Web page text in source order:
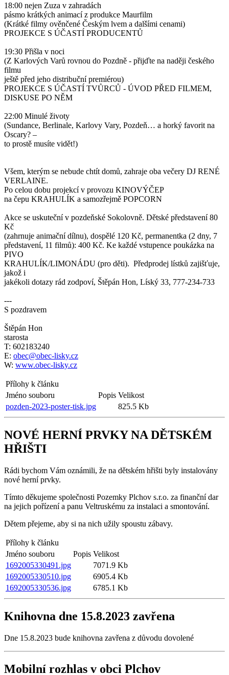
18:00 nejen Zuza v zahradách
pásmo krátkých animací z produkce Maurfilm
(Krátké filmy ověnčené Českým lvem a dalšími cenami)
PROJEKCE S ÚČASTÍ PRODUCENTŮ
19:30 Přišla v noci
(Z Karlových Varů rovnou do Pozdně - přijďte na naději českého
filmu
ještě před jeho distribuční premiérou)
PROJEKCE S ÚČASTÍ TVŮRCŮ - ÚVOD PŘED FILMEM,
DISKUSE PO NĚM
22:00 Minulé životy
(Sundance, Berlinale, Karlovy Vary, Pozdeň… a horký favorit na
Oscary? –
to prostě musíte vidět!)
Všem, kterým se nebude chtít domů, zahraje oba večery DJ RENÉ
VERLAINE.
Po celou dobu projekcí v provozu KINOVÝČEP
na čepu KRAHULÍK a samozřejmě POPCORN
Akce se uskuteční v pozdeňské Sokolovně. Dětské představení 80
Kč
(zahrnuje animační dílnu), dospělé 120 Kč, permanentka (2 dny, 7
představení, 11 filmů): 400 Kč. Ke každé vstupence poukázka na
PIVO
KRAHULÍK/LIMONÁDU (pro děti). Předprodej lístků zajišťuje,
jakož i
jakékoli dotazy rád zodpoví, Štěpán Hon, Líský 33, 777-234-733
---
S pozdravem
Štěpán Hon
starosta
T: 602183240
E: obec@obec-lisky.cz
W: www.obec-lisky.cz
Přílohy k článku
Jméno souboru
Popis Velikost
pozden-2023-poster-tisk.jpg
825.5 Kb
NOVÉ HERNÍ PRVKY NA DĚTSKÉM
HŘIŠTI
Rádi bychom Vám oznámili, že na dětském hřišti byly instalovány
nové herní prvky.
Tímto děkujeme společnosti Pozemky Plchov s.r.o. za finanční dar
na jejich pořízení a panu Veltruskému za instalaci a smontování.
Dětem přejeme, aby si na nich užily spoustu zábavy.
Přílohy k článku
Jméno souboru
Popis Velikost
1692005330491.jpg
7071.9 Kb
1692005330510.jpg
6905.4 Kb
1692005330536.jpg
6785.1 Kb
Knihovna dne 15.8.2023 zavřena
Dne 15.8.2023 bude knihovna zavřena z důvodu dovolené
Mobilní rozhlas v obci Plchov